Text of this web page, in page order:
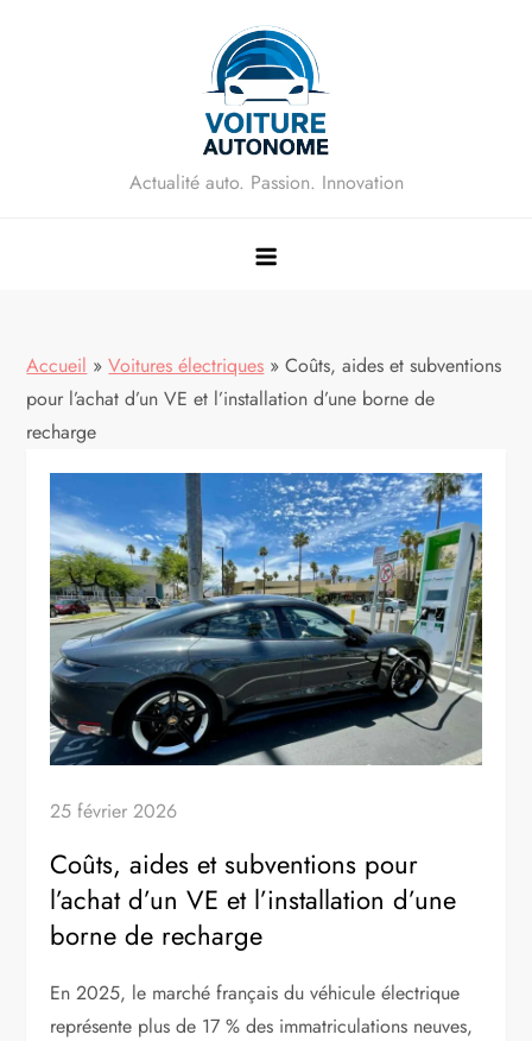
Actualité auto. Passion. Innovation
Accueil » Voitures électriques » Coûts, aides et subventions
pour l’achat d’un VE et l’installation d’une borne de
recharge
25 février 2026
Coûts, aides et subventions pour
l’achat d’un VE et l’installation d’une
borne de recharge
En 2025, le marché français du véhicule électrique
représente plus de 17 % des immatriculations neuves,